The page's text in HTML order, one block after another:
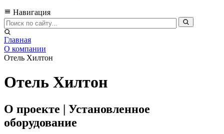
Навигация
Главная
О компании
Отель Хилтон
Отель Хилтон
О проекте | Установленное
оборудование